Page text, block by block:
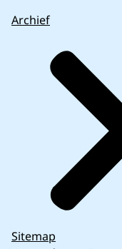
Archief
Sitemap